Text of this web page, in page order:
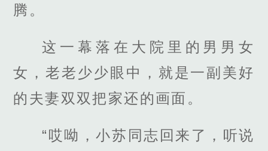
腾。
这一幕落在大院里的男男女
女，老老少少眼中，就是一副美好
的夫妻双双把家还的画面。
“哎呦，小苏同志回来了，听说